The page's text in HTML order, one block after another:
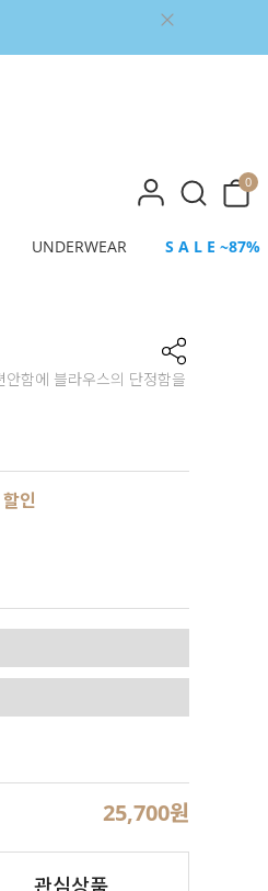
0
UNDERWEAR S A L E ~87%
함에 블라우스의 단정함을
인
25,700원
관심상품